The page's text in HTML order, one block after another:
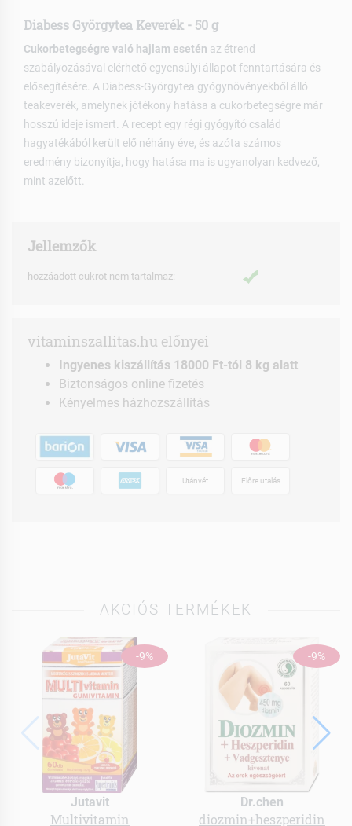
Diabess Györgytea Keverék - 50 g
Cukorbetegségre való hajlam esetén az étrend
szabályozásával elérhető egyensúlyi állapot fenntartására és
elősegítésére. A Diabess-Györgytea gyógynövényekből álló
teakeverék, amelynek jótékony hatása a cukorbetegségre már
hosszú ideje ismert. A recept egy régi gyógyító család
hagyatékából került elő néhány éve, és azóta számos
eredmény bizonyítja, hogy hatása ma is ugyanolyan kedvező,
mint azelőtt.
Jellemzők
hozzáadott cukrot nem tartalmaz:
vitaminszallitas.hu előnyei
Ingyenes kiszállítás 18000 Ft-tól 8 kg alatt
Biztonságos online fizetés
Kényelmes házhozszállítás
Utánvét Előre utalás
AKCIÓS TERMÉKEK
-9%
Jutavit
Multivitamin
-9%
Dr.chen
diozmin+heszperidin